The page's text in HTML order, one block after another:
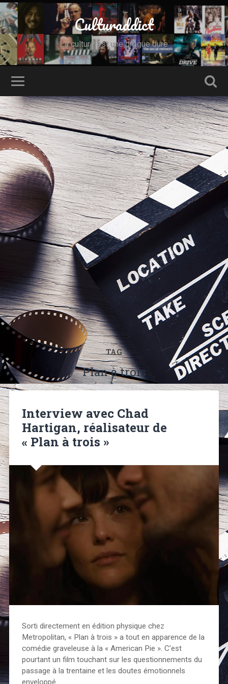
Culturaddict
La culture est une drogue dure
TAG
Plan à trois
Interview avec Chad
Hartigan, réalisateur de
« Plan à trois »
Sorti directement en édition physique chez
Metropolitan, « Plan à trois » a tout en apparence de la
comédie graveleuse à la « American Pie ». C’est
pourtant un film touchant sur les questionnements du
passage à la trentaine et les doutes émotionnels